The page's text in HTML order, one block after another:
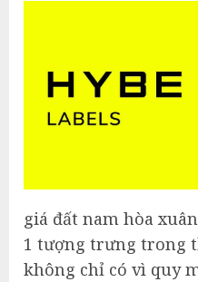
giá đất nam hòa
1 tượng trưng trong
không chỉ có vì quy